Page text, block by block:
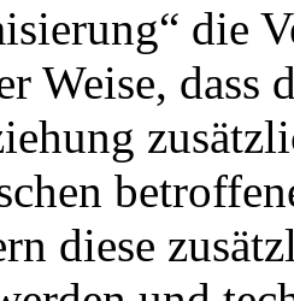
die
Weise, dass
diese